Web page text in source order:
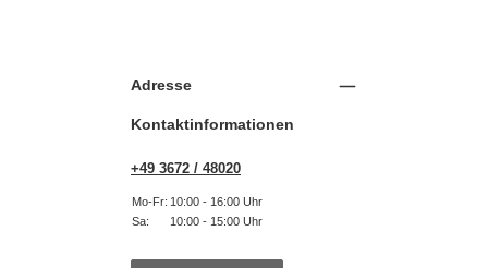
Adresse
Kontaktinformationen
+49 3672 / 48020
Mo-Fr: 10:00 - 16:00 Uhr
Sa:
10:00 - 15:00 Uhr